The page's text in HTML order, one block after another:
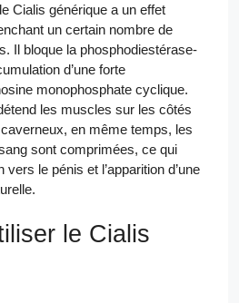
Cialis générique a un effet
un certain nombre de
Il bloque la phosphodiestérase-
d’une forte
monophosphate cyclique.
les muscles sur les côtés
en même temps, les
sont comprimées, ce qui
le pénis et l’apparition d’une
le Cialis